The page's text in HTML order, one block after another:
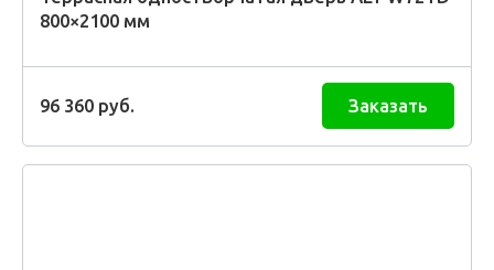
800×2100 мм
96 360 руб. Заказать